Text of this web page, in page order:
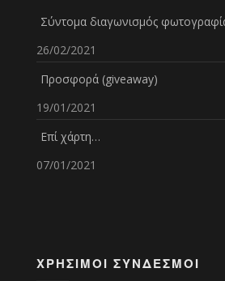
Σύντομα διαγωνισμός
26/02/2021
Προσφορά (giveaway)
19/01/2021
Επί χάρτη…
07/01/2021
ΧΡΉΣΙΜΟΙ ΣΎΝΔΕΣΜΟΙ